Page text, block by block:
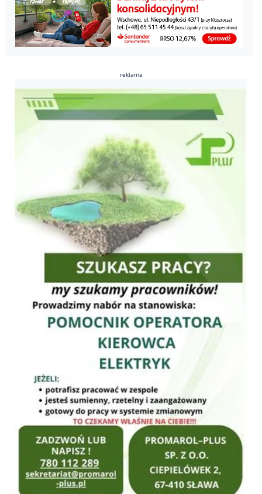
reklama